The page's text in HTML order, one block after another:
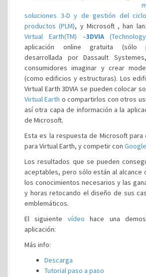
soluciones 3-D y de gestión del
productos (PLM), y Microsoft , han
Virtual Earth(TM) –3DVIA
aplicación online gratuita (sólo
desarrollada por Dassault
consumidores imaginar y crear
(como edificios y estructuras). Los
Virtual Earth 3DVIA se pueden colocar
Virtual Earth o compartirlos con otros
así otra capa de información a la
de Microsoft.
Esta es la respuesta de Microsoft para
para Virtual Earth, y competir con
Los resultados que se pueden
aceptables, pero sólo están al alcance
los conocimientos necesarios y las
y horas retocando el diseño de sus
emblemáticos.
El siguiente vídeo hace una
aplicación:
Más info:
Descarga
Tutorial paso a paso